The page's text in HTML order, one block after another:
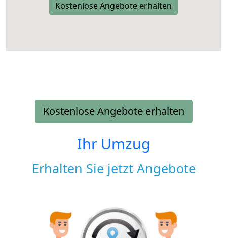
Kostenlose Angebote erhalten
Kostenlose Angebote erhalten
Ihr Umzug
Erhalten Sie jetzt Angebote